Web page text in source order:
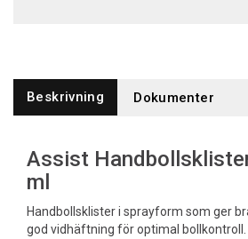
Beskrivning Dokumenter
Assist
ml
Handbollsklister i sprayform som ger
god vidhäftning för optimal bollkontroll.